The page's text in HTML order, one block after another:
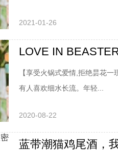
2021-01-26
【享受火锅式爱情,拒绝昙花
有人喜欢细水长流。年轻...
2020-08-22
蓝带潮猫鸡尾酒，